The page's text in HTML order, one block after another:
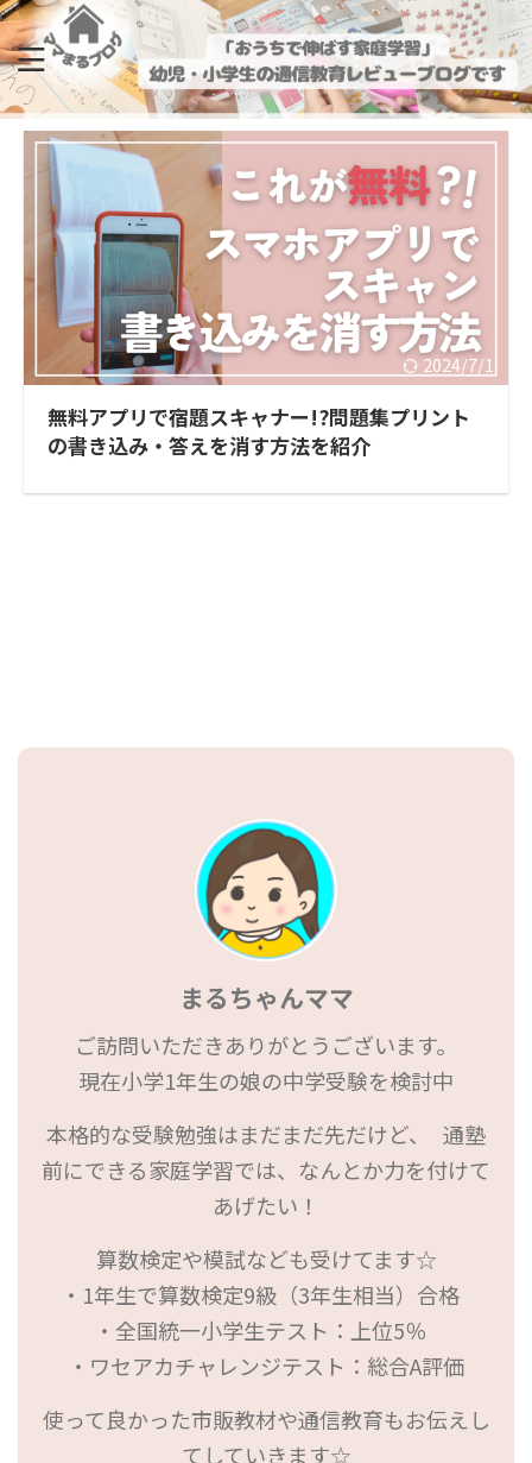
2024/7/1
無料アプリで宿題スキャナー!?問題集プリント
の書き込み・答えを消す方法を紹介
まるちゃんママ
ご訪問いただきありがとうございます。
現在小学1年生の娘の中学受験を検討中
本格的な受験勉強はまだまだ先だけど、 通塾
前にできる家庭学習では、なんとか力を付けて
あげたい！
算数検定や模試なども受けてます☆
・1年生で算数検定9級（3年生相当）合格
・全国統一小学生テスト：上位5％
・ワセアカチャレンジテスト：総合A評価
使って良かった市販教材や通信教育もお伝えし
てしていきます☆